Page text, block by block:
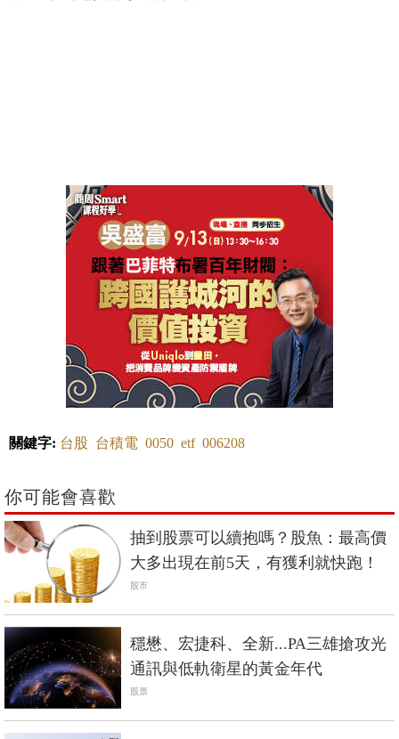
關鍵字: 台股 台積電 0050 etf 006208
你可能會喜歡
抽到股票可以續抱嗎？股魚：最高價
大多出現在前5天，有獲利就快跑！
股市
穩懋、宏捷科、全新...PA三雄搶攻光
通訊與低軌衛星的黃金年代
股票